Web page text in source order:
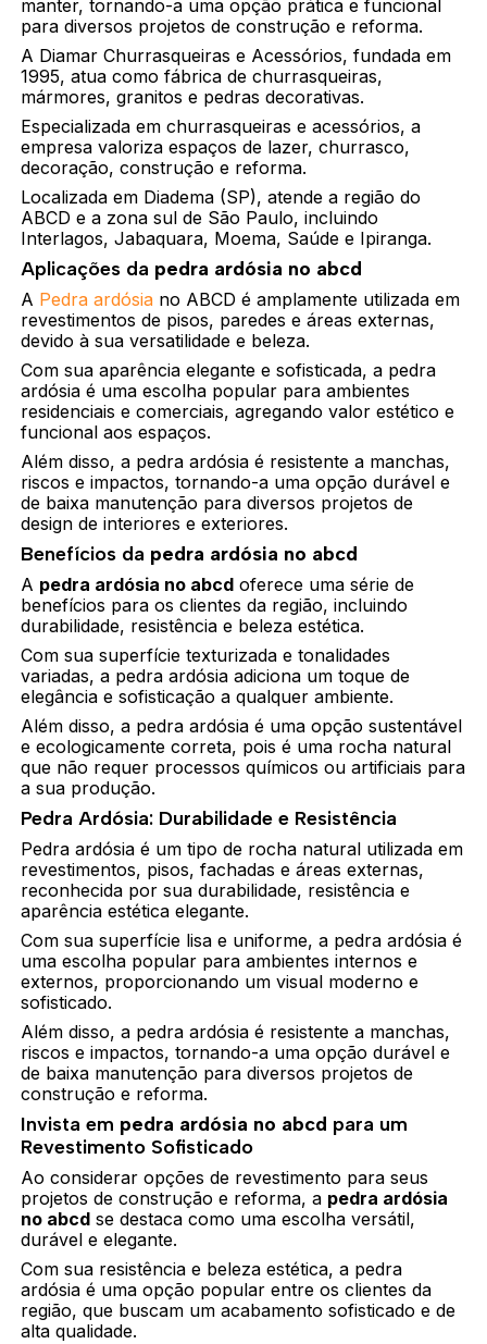
manter, tornando-a uma opção prática e funcional
para diversos projetos de construção e reforma.
A Diamar Churrasqueiras e Acessórios, fundada em
1995, atua como fábrica de churrasqueiras,
mármores, granitos e pedras decorativas.
Especializada em churrasqueiras e acessórios, a
empresa valoriza espaços de lazer, churrasco,
decoração, construção e reforma.
Localizada em Diadema (SP), atende a região do
ABCD e a zona sul de São Paulo, incluindo
Interlagos, Jabaquara, Moema, Saúde e Ipiranga.
Aplicações da pedra ardósia no abcd
A Pedra ardósia no ABCD é amplamente utilizada em
revestimentos de pisos, paredes e áreas externas,
devido à sua versatilidade e beleza.
Com sua aparência elegante e sofisticada, a pedra
ardósia é uma escolha popular para ambientes
residenciais e comerciais, agregando valor estético e
funcional aos espaços.
Além disso, a pedra ardósia é resistente a manchas,
riscos e impactos, tornando-a uma opção durável e
de baixa manutenção para diversos projetos de
design de interiores e exteriores.
Benefícios da pedra ardósia no abcd
A pedra ardósia no abcd oferece uma série de
benefícios para os clientes da região, incluindo
durabilidade, resistência e beleza estética.
Com sua superfície texturizada e tonalidades
variadas, a pedra ardósia adiciona um toque de
elegância e sofisticação a qualquer ambiente.
Além disso, a pedra ardósia é uma opção sustentável
e ecologicamente correta, pois é uma rocha natural
que não requer processos químicos ou artificiais para
a sua produção.
Pedra Ardósia: Durabilidade e Resistência
Pedra ardósia é um tipo de rocha natural utilizada em
revestimentos, pisos, fachadas e áreas externas,
reconhecida por sua durabilidade, resistência e
aparência estética elegante.
Com sua superfície lisa e uniforme, a pedra ardósia é
uma escolha popular para ambientes internos e
externos, proporcionando um visual moderno e
sofisticado.
Além disso, a pedra ardósia é resistente a manchas,
riscos e impactos, tornando-a uma opção durável e
de baixa manutenção para diversos projetos de
construção e reforma.
Invista em pedra ardósia no abcd para um
Revestimento Sofisticado
Ao considerar opções de revestimento para seus
projetos de construção e reforma, a pedra ardósia
no abcd se destaca como uma escolha versátil,
durável e elegante.
Com sua resistência e beleza estética, a pedra
ardósia é uma opção popular entre os clientes da
região, que buscam um acabamento sofisticado e de
alta qualidade.